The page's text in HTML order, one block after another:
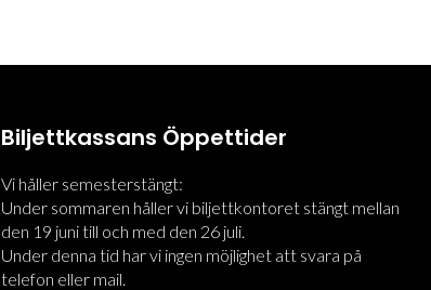
Biljettkassans Öppettider
Vi håller semesterstängt:
Under sommaren håller vi biljettkontoret stängt mellan
den 19 juni till och med den 26 juli.
Under denna tid har vi ingen möjlighet att svara på
telefon eller mail.